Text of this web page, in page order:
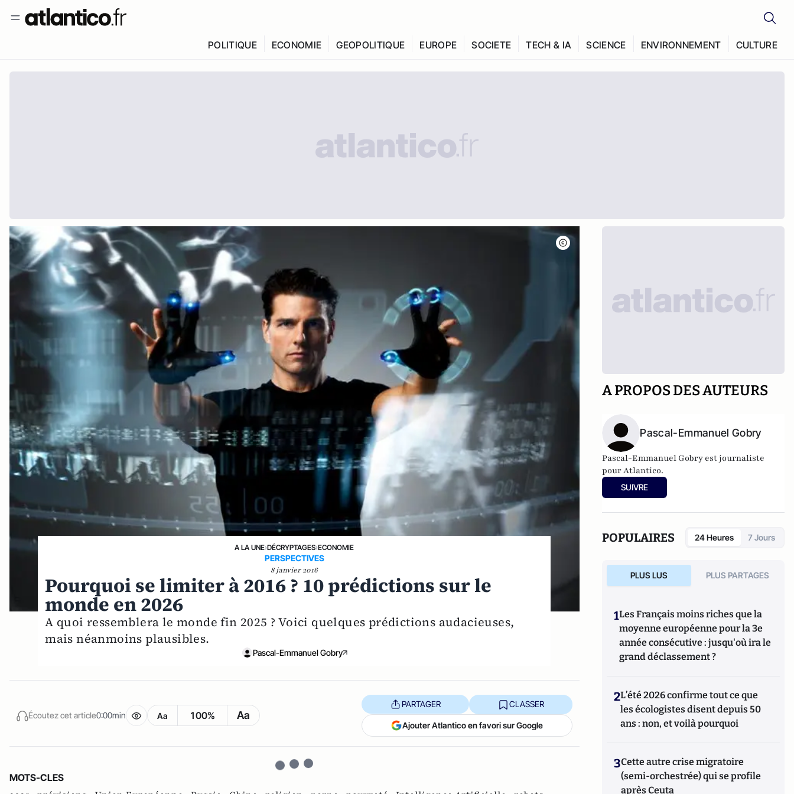
POLITIQUE ECONOMIE GEOPOLITIQUE EUROPE SOCIETE TECH & IA SCIENCE ENVIRONNEMENT CULTURE
A LA UNE›DÉCRYPTAGES›ECONOMIE
PERSPECTIVES
8 janvier 2016
Pourquoi se limiter à 2016 ? 10 prédictions sur le
monde en 2026
A quoi ressemblera le monde fin 2025 ? Voici quelques prédictions audacieuses,
mais néanmoins plausibles.
Pascal-Emmanuel Gobry
Écoutez cet article0:00min Aa 100% Aa
PARTAGER CLASSER
Ajouter Atlantico en favori sur Google
MOTS-CLES
A PROPOS DES AUTEURS
Pascal-Emmanuel Gobry
Pascal-Emmanuel Gobry est journaliste
pour Atlantico.
SUIVRE
POPULAIRES 24 Heures 7 Jours
PLUS LUS PLUS PARTAGES
1Les Français moins riches que la
moyenne européenne pour la 3e
année consécutive : jusqu'où ira le
grand déclassement ?
2L’été 2026 confirme tout ce que
les écologistes disent depuis 50
ans : non, et voilà pourquoi
3Cette autre crise migratoire
(semi-orchestrée) qui se profile
après Ceuta